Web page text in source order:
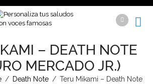
– DEATH NOTE
MERCADO JR.)
/ Death Note / Teru Mikami – Death Note